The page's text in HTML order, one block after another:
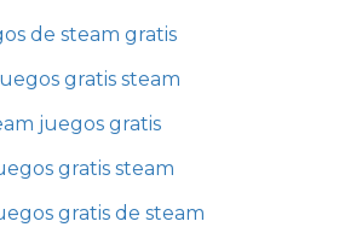
de steam gratis
gratis steam
juegos gratis
gratis steam
gratis de steam